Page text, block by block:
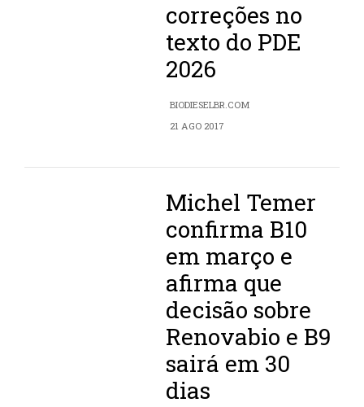
correções no
texto do PDE
2026
BIODIESELBR.COM
21 AGO 2017
Michel Temer
confirma B10
em março e
afirma que
decisão sobre
Renovabio e B9
sairá em 30
dias